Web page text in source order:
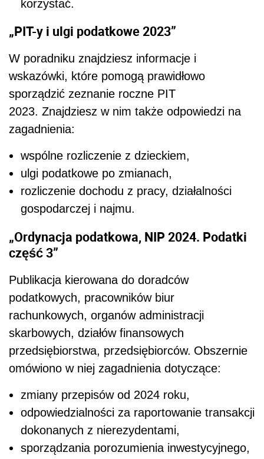
korzystać.
„PIT-y i ulgi podatkowe 2023”
W poradniku znajdziesz informacje i
wskazówki, które pomogą prawidłowo
sporządzić zeznanie roczne PIT
2023. Znajdziesz w nim także odpowiedzi na
zagadnienia:
wspólne rozliczenie z dzieckiem,
ulgi podatkowe po zmianach,
rozliczenie dochodu z pracy, działalności
gospodarczej i najmu.
„Ordynacja podatkowa, NIP 2024. Podatki
część 3”
Publikacja kierowana do doradców
podatkowych, pracowników biur
rachunkowych, organów administracji
skarbowych, działów finansowych
przedsiębiorstwa, przedsiębiorców. Obszernie
omówiono w niej zagadnienia dotyczące:
zmiany przepisów od 2024 roku,
odpowiedzialności za raportowanie transakcji
dokonanych z nierezydentami,
sporządzania porozumienia inwestycyjnego,